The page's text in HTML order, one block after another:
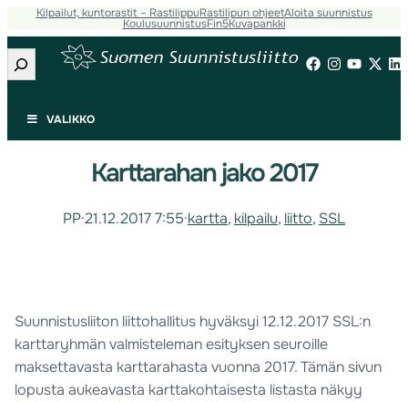
Kilpailut, kuntorastit – RastilippuRastilipun ohjeetAloita suunnistus
KoulusuunnistusFin5Kuvapankki
Etsi
VALIKKO
Karttarahan jako 2017
PP·21.12.2017 7:55·kartta, kilpailu, liitto, SSL
Suunnistusliiton liittohallitus hyväksyi 12.12.2017 SSL:n
karttaryhmän valmisteleman esityksen seuroille
maksettavasta karttarahasta vuonna 2017. Tämän sivun
lopusta aukeavasta karttakohtaisesta listasta näkyy